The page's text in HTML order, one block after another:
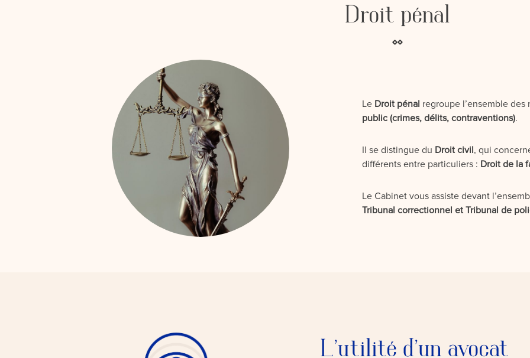
Droit pénal
Le Droit pénal regroupe l’ensemble
public (crimes, délits, contraventions).
Il se distingue du Droit civil, qui
différents entre particuliers : Droit de la
Le Cabinet vous assiste devant
Tribunal correctionnel et Tribunal de
L'utilité d'un avocat